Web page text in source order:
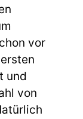
vor
und
von